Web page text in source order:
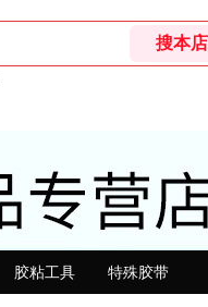
胶粘工具 特殊胶带